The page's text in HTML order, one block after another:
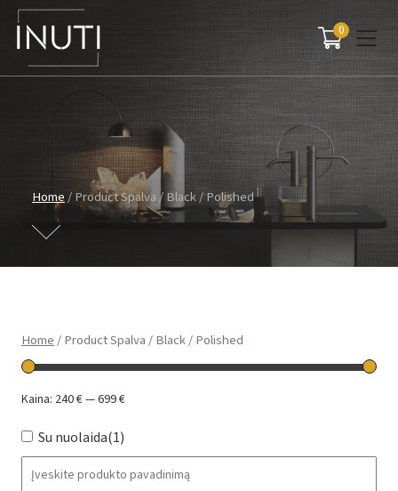
Main Navigation
0
Home/ Product Spalva / Black / Polished
Home/ Product Spalva / Black / Polished
Kaina: 240 €—699 €
Su nuolaida(1)